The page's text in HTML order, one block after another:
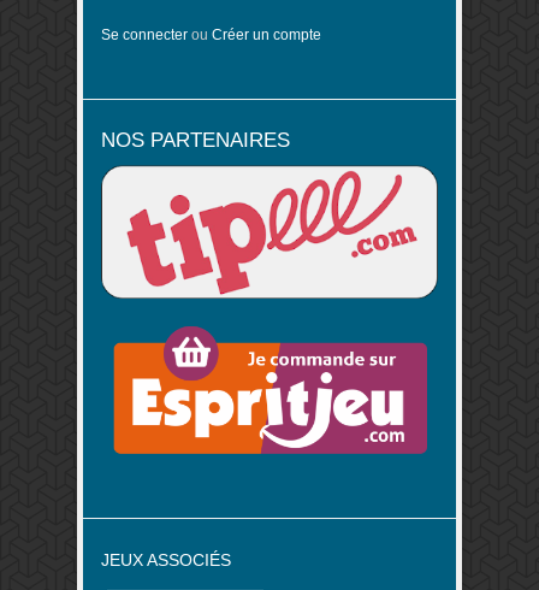
Se connecter ou Créer un compte
NOS PARTENAIRES
JEUX ASSOCIÉS